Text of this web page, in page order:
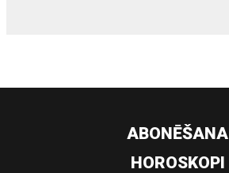
ABONĒŠANA
HOROSKOPI